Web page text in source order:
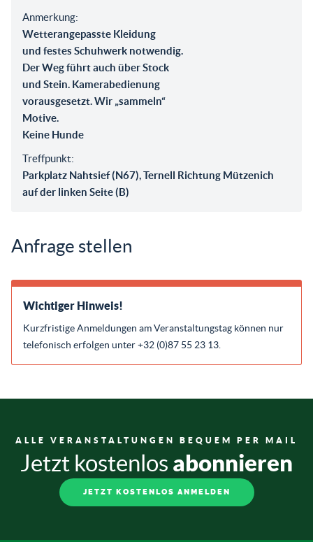
Anmerkung:
Wetterangepasste Kleidung
und festes Schuhwerk notwendig.
Der Weg führt auch über Stock
und Stein. Kamerabedienung
vorausgesetzt. Wir „sammeln“
Motive.
Keine Hunde
Treffpunkt:
Parkplatz Nahtsief (N67), Ternell Richtung Mützenich
auf der linken Seite (B)
Anfrage stellen
Wichtiger Hinweis!
Kurzfristige Anmeldungen am Veranstaltungstag können nur
telefonisch erfolgen unter +32 (0)87 55 23 13.
ALLE VERANSTALTUNGEN BEQUEM PER MAIL
Jetzt kostenlos abonnieren
JETZT KOSTENLOS ANMELDEN